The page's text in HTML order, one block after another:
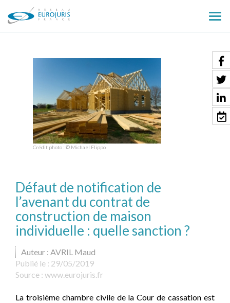
le
Crédit photo : © Michael Flippo
Défaut de notification de
l’avenant du contrat de
construction de maison
individuelle : quelle sanction ?
Auteur : AVRIL Maud
Publié le : 29/05/2019
Source : www.eurojuris.fr
La troisième chambre civile de la Cour de cassation est